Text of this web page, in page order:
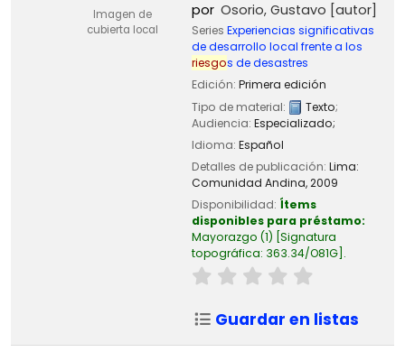
Imagen de
cubierta local
por Osorio, Gustavo [autor]
Series Experiencias significativas
de desarrollo local frente a los
riesgos de desastres
Edición: Primera edición
Tipo de material:
Texto;
Audiencia: Especializado;
Idioma: Español
Detalles de publicación: Lima:
Comunidad Andina,2009
Disponibilidad: Ítems
disponibles para préstamo:
Mayorazgo (1) Signatura
topográfica: 363.34/O81G .
Guardar en listas